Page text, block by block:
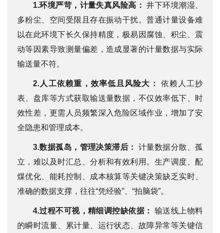
1.环境严苛，计量失真风险高： 井下环境潮湿、
多粉尘、空间受限且存在振动干扰。普通计量设备难
以在此环境下长久保持精度，极易因腐蚀、积尘、震
动等因素导致测量偏差，造成显著的计量数据与实际
输送量不符。
2. 人工依赖重，效率低且风险大：
依赖人工抄
表、盘库等方式获取输送量数据，不仅效率低下、时
效性差，更需人员频繁深入危险区域作业，增加了安
全隐患和管理成本。
3.数据孤岛，管理决策滞后： 计量数据分散、孤
立，难以及时汇总、分析和有效利用。生产调度、配
煤优化、能耗控制、成本核算等关键决策缺乏实时、
准确的数据支撑，往往“凭经验”、“拍脑袋”。
4.过程不可视，精细调控缺依据： 输送线上物料
的瞬时流量、累计量、运行状态、故障异常等关键信